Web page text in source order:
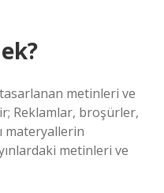
metinleri ve
Reklamlar, broşürler,
materyallerin
metinleri ve